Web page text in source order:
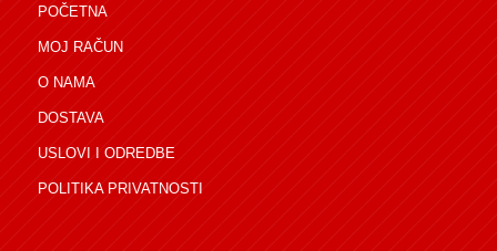
POČETNA
MOJ RAČUN
O NAMA
DOSTAVA
USLOVI I ODREDBE
POLITIKA PRIVATNOSTI